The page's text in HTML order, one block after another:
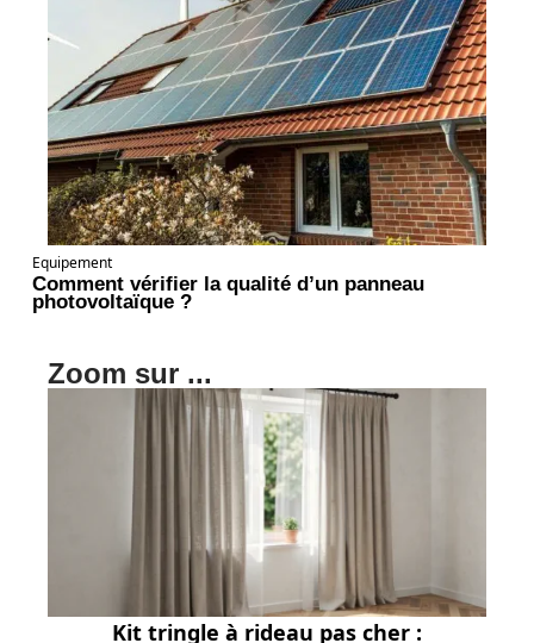
Equipement
Comment vérifier la qualité d’un panneau
photovoltaïque ?
Zoom sur ...
Kit tringle à rideau pas cher :